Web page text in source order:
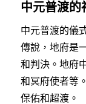
中元普渡的
中元普渡的儀
傳說，地府是
和判決。地府
和冥府使者等
保佑和超渡。